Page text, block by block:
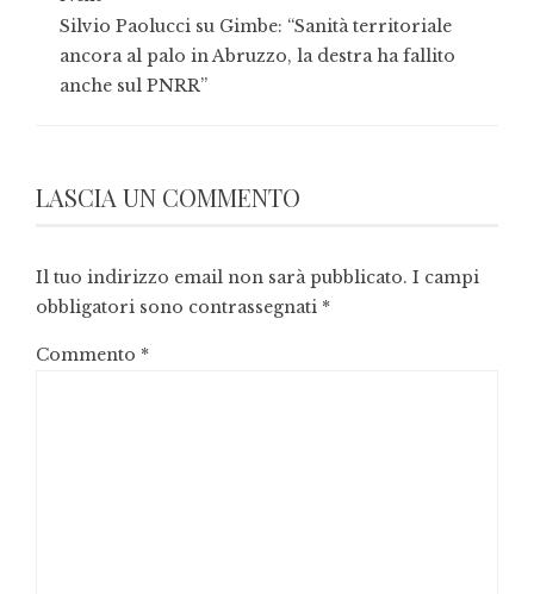
Silvio Paolucci su Gimbe: “Sanità territoriale
ancora al palo in Abruzzo, la destra ha fallito
anche sul PNRR”
LASCIA UN COMMENTO
Il tuo indirizzo email non sarà pubblicato. I campi
obbligatori sono contrassegnati *
Commento *